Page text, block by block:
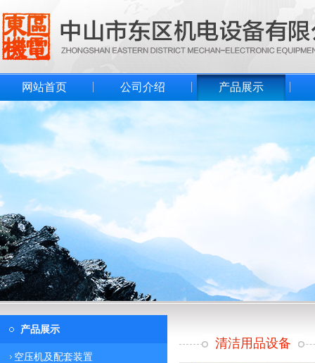
网站首页 公司介绍 产品展示
产品展示
空压机及配套装置
清洁用品设备